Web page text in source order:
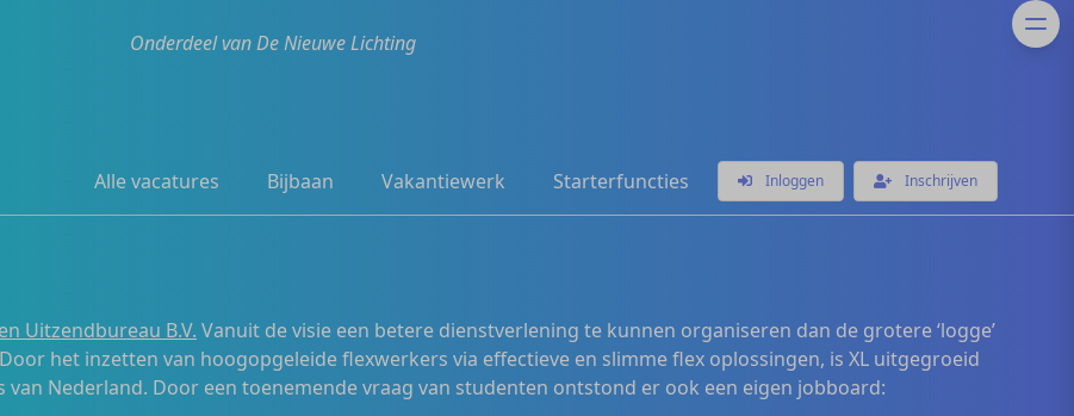
Onderdeel van De Nieuwe Lichting
Alle vacatures Bijbaan Vakantiewerk Starterfuncties Inloggen Inschrijven
Uitzendbureau B.V. Vanuit de visie een betere dienstverlening te kunnen organiseren dan de grotere ‘logge’
het inzetten van hoogopgeleide flexwerkers via effectieve en slimme flex oplossingen, is XL uitgegroeid
Nederland. Door een toenemende vraag van studenten ontstond er ook een eigen jobboard: